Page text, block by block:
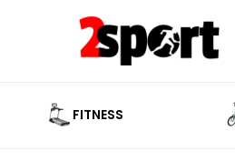
FITNESS